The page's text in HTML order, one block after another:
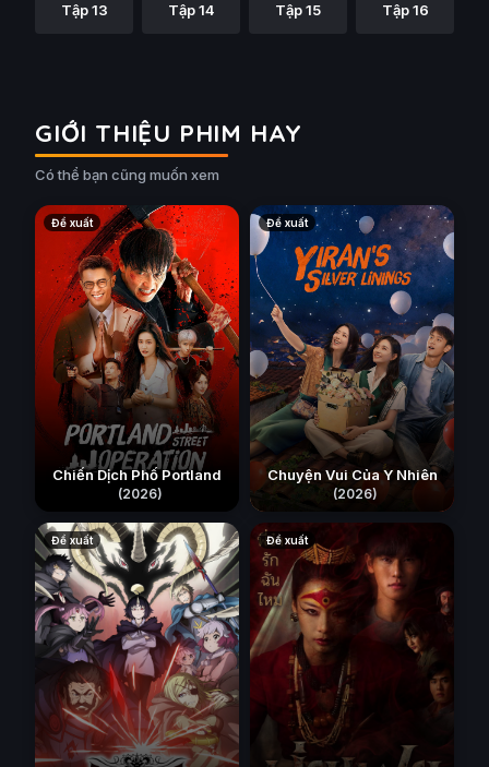
Tập 13 Tập 14 Tập 15 Tập 16
GIỚI THIỆU PHIM HAY
Có thể bạn cũng muốn xem
Đề xuất
Chiến Dịch Phố Portland
(2026)
Đề xuất
Chuyện Vui Của Y Nhiên
(2026)
Đề xuất Đề xuất